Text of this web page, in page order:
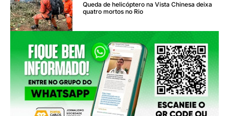
Queda de helicóptero na Vista Chinesa deixa
quatro mortos no Rio